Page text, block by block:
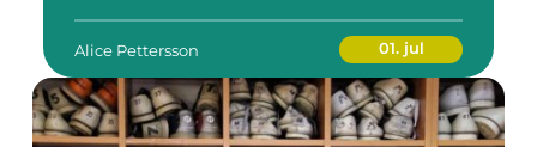
Alice Pettersson 01. jul